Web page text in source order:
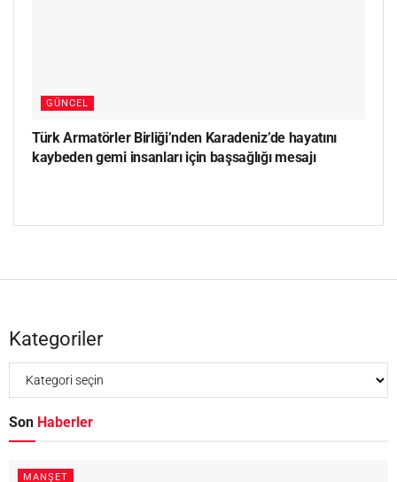
GÜNCEL
Türk Armatörler Birliği’nden Karadeniz’de hayatını
kaybeden gemi insanları için başsağlığı mesajı
Kategoriler
Son Haberler
MANŞET